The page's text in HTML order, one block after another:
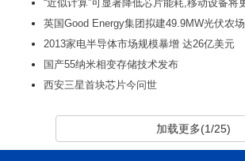
英国Good Energy集团拟建49.9MW光伏农场
2013家电半导体市场规模暴增 达26亿美元
国产55纳米相变存储技术发布
西安三星首块芯片今问世
加载更多(1/25)